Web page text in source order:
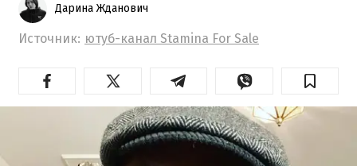
Дарина Жданович
Источник: ютуб-канал Stamina For Sale